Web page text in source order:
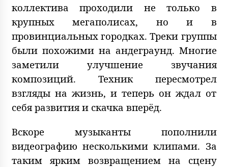
коллектива проходили не только в
крупных мегаполисах, но и в
провинциальных городках. Треки группы
были похожими на андеграунд. Многие
заметили улучшение звучания
композиций. Техник пересмотрел
взгляды на жизнь, и теперь он ждал от
себя развития и скачка вперёд.
Вскоре музыканты пополнили
видеографию несколькими клипами. За
таким ярким возвращением на сцену